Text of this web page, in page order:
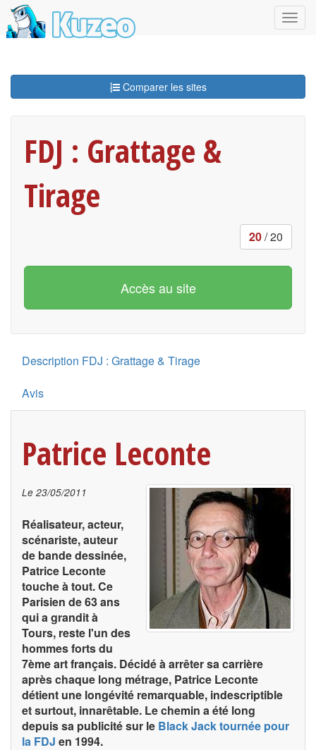
Comparer les sites
FDJ : Grattage &
Tirage
20/ 20
Accès au site
Description FDJ : Grattage & Tirage
Avis
Patrice Leconte
Le 23/05/2011
Réalisateur, acteur,
scénariste, auteur
de bande dessinée,
Patrice Leconte
touche à tout. Ce
Parisien de 63 ans
qui a grandit à
Tours, reste l'un des
hommes forts du
7ème art français. Décidé à arrêter sa carrière
après chaque long métrage, Patrice Leconte
détient une longévité remarquable, indescriptible
et surtout, innarêtable. Le chemin a été long
depuis sa publicité sur le Black Jack tournée pour
la FDJ en 1994.